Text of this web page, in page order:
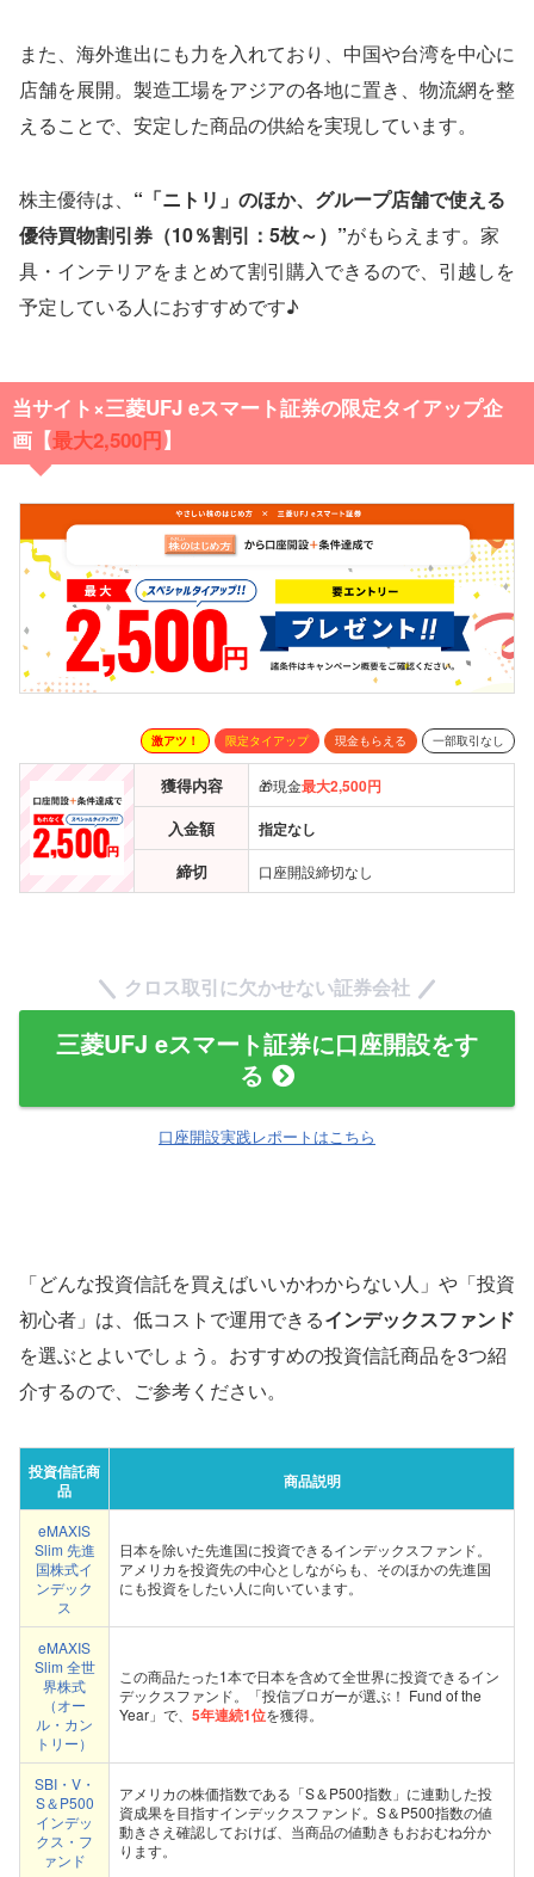
また、海外進出にも力を入れており、中国や台湾を中心に
店舗を展開。製造工場をアジアの各地に置き、物流網を整
えることで、安定した商品の供給を実現しています。
株主優待は、 “「ニトリ」のほか、グループ店舗で使える
優待買物割引券（10％割引：5枚～）”がもらえます。家
具・インテリアをまとめて割引購入できるので、引越しを
予定している人におすすめです♪
当サイト×三菱UFJ eスマート証券の限定タイアップ企
画【最大2,500円】
激アツ！ 限定タイアップ 現金もらえる 一部取引なし
獲得内容 🎁現金最大2,500円
入金額 指定なし
締切 口座開設締切なし
クロス取引に欠かせない証券会社
三菱UFJ eスマート証券に口座開設をす
る
口座開設実践レポートはこちら
「どんな投資信託を買えばいいかわからない人」や「投資
初心者」は、低コストで運用できるインデックスファンド
を選ぶとよいでしょう。おすすめの投資信託商品を3つ紹
介するので、ご参考ください。
投資信託商
品
商品説明
eMAXIS
Slim 先進
国株式イ
ンデック
ス
日本を除いた先進国に投資できるインデックスファンド。
アメリカを投資先の中心としながらも、そのほかの先進国
にも投資をしたい人に向いています。
eMAXIS
Slim 全世
界株式
（オー
ル・カン
トリー）
この商品たった1本で日本を含めて全世界に投資できるイン
デックスファンド。「投信ブロガーが選ぶ！ Fund of the
Year」で、 5年連続1位を獲得。
SBI・V・
S＆P500
インデッ
クス・フ
ァンド
アメリカの株価指数である「S＆P500指数」に連動した投
資成果を目指すインデックスファンド。S＆P500指数の値
動きさえ確認しておけば、当商品の値動きもおおむね分か
ります。